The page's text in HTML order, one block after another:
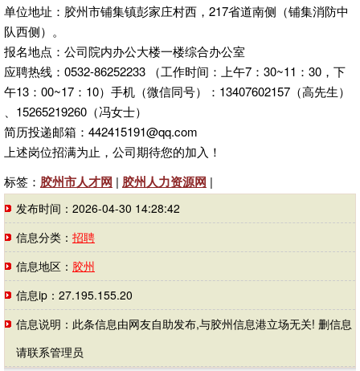
单位地址：胶州市铺集镇彭家庄村西，217省道南侧（铺集消防中
队西侧）。
报名地点：公司院内办公大楼一楼综合办公室
应聘热线：0532-86252233 （工作时间：上午7：30~11：30，下
午13：00~17：10）手机（微信同号）：13407602157（高先生）
、15265219260（冯女士）
简历投递邮箱：442415191@qq.com
上述岗位招满为止，公司期待您的加入！
标签： 胶州市人才网 | 胶州人力资源网 |
发布时间：2026-04-30 14:28:42
信息分类： 招聘
信息地区： 胶州
信息ip：27.195.155.20
信息说明：此条信息由网友自助发布,与胶州信息港立场无关! 删信息
请联系管理员